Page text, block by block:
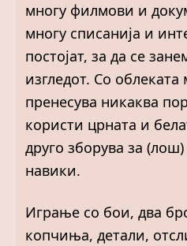
многу филмови и
многу списанија и
постојат, за да се
изгледот. Со
пренесува никаква
користи црната и
друго зборува за
навики.
Играње со бои, два
копчиња, детали,